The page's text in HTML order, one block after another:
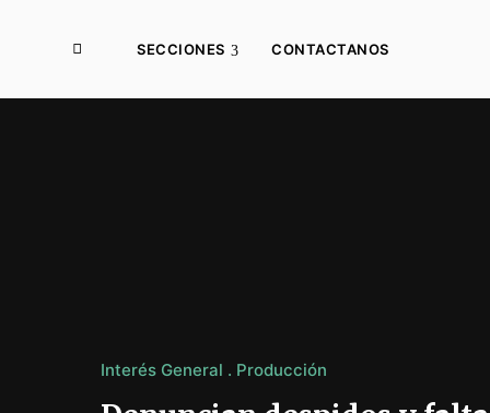
SECCIONES CONTACTANOS
Interés General Producción